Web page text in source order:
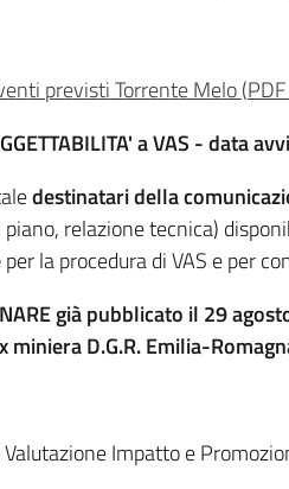
previsti Torrente Melo(PDF
a VAS - data
destinatari della
relazione tecnica)
per la procedura di VAS e per
già pubblicato il 29
miniera D.G.R. Emilia-
Impatto e